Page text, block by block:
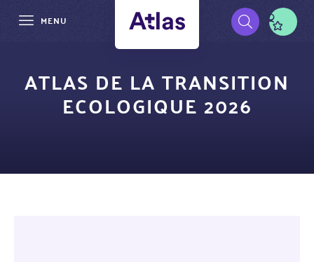
contenu
MENU
Pré-
navigation
ATLAS DE LA TRANSITION
ECOLOGIQUE 2026